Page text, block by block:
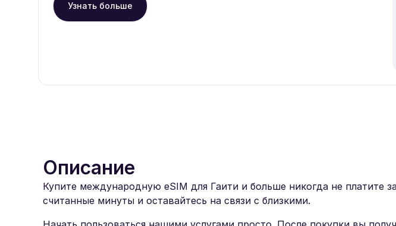
Узнать больше
Описание
Купите международную eSIM для Гаити и больше никогда не платите
считанные минуты и оставайтесь на связи с близкими.